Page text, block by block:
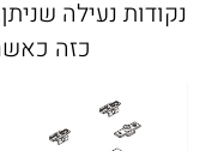
נקודות נעילה
כזה